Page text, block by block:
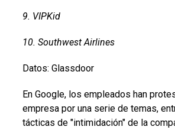
9. VIPKid
10. Southwest Airlines
Datos: Glassdoor
En Google, los empleados han
empresa por una serie de temas,
tácticas de "intimidación" de la